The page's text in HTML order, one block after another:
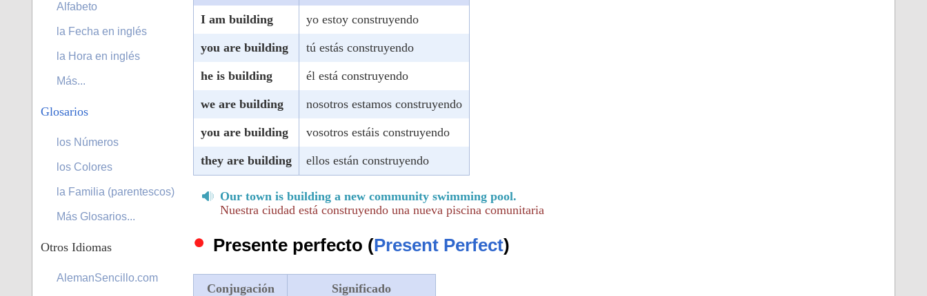
I am building yo estoy construyendo
you are building tú estás construyendo
he is building él está construyendo
we are building nosotros estamos construyendo
you are building vosotros estáis construyendo
they are building ellos están construyendo
Our town is building a new community swimming pool.
Nuestra ciudad está construyendo una nueva piscina comunitaria
Presente perfecto (Present Perfect)
Conjugación Significado
Alfabeto
la Fecha en inglés
la Hora en inglés
Más...
Glosarios
los Números
los Colores
la Familia (parentescos)
Más Glosarios...
Otros Idiomas
AlemanSencillo.com